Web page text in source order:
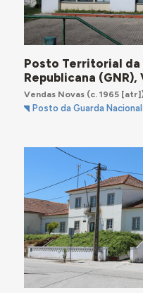
Posto Territorial da
Republicana (GNR),
Vendas Novas(c. 1965
Posto da Guarda